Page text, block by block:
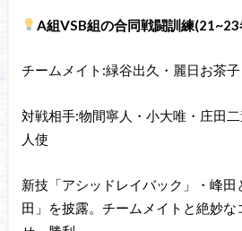
A組VSB組の合同戦闘訓練
チームメイト:緑谷出久・麗日お茶
対戦相手:物間寧人・小大唯・庄田
人使
新技「アシッドレイバック」・峰
田」を披露。チームメイトと絶妙な